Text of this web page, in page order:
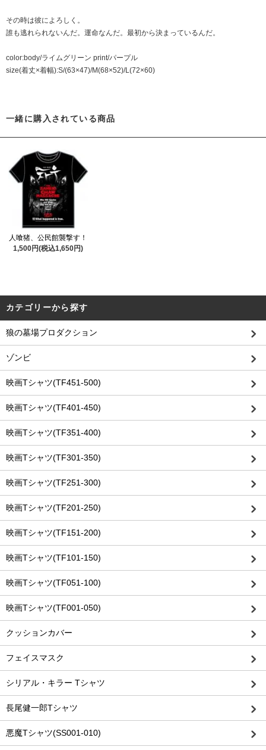
その時は彼によろしく。
誰も逃れられないんだ。運命なんだ。最初から決まっているんだ。
color:body/ライムグリーン print/パープル
size(着丈×着幅):S/(63×47)/M(68×52)/L(72×60)
一緒に購入されている商品
人喰猪、公民館襲撃す！
1,500円(税込1,650円)
カテゴリーから探す
狼の墓場プロダクション
ゾンビ
映画Tシャツ(TF451-500)
映画Tシャツ(TF401-450)
映画Tシャツ(TF351-400)
映画Tシャツ(TF301-350)
映画Tシャツ(TF251-300)
映画Tシャツ(TF201-250)
映画Tシャツ(TF151-200)
映画Tシャツ(TF101-150)
映画Tシャツ(TF051-100)
映画Tシャツ(TF001-050)
クッションカバー
フェイスマスク
シリアル・キラー Tシャツ
長尾健一郎Tシャツ
悪魔Tシャツ(SS001-010)